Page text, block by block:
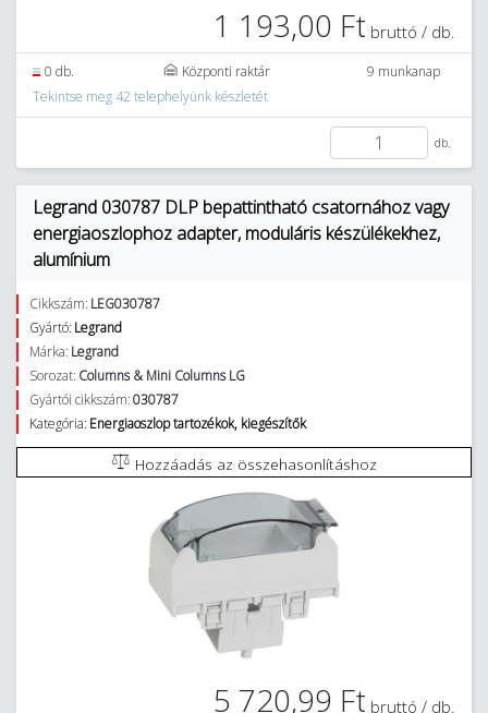
1 193,00 Ft bruttó / db.
0 db. Központi raktár
9 munkanap
Tekintse meg 42 telephelyünk készletét
db.
Legrand 030787 DLP bepattintható csatornához vagy
energiaoszlophoz adapter, moduláris készülékekhez,
alumínium
Cikkszám: LEG030787
Gyártó: Legrand
Márka: Legrand
Sorozat: Columns & Mini Columns LG
Gyártói cikkszám:030787
Kategória: Energiaoszlop tartozékok, kiegészítők
Hozzáadás az összehasonlításhoz
5 720,99 Ft bruttó / db.